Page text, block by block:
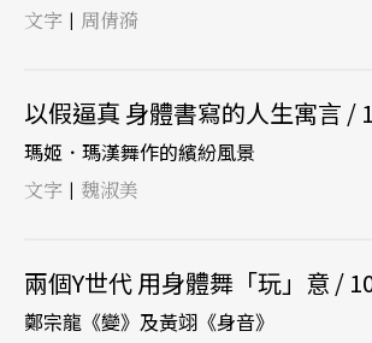
文字 | 周倩漪
以假逼真 身體書寫的人生寓言 /
瑪姬．瑪漢舞作的繽紛風景
文字 | 魏淑美
兩個Y世代 用身體舞「玩」意 /
鄭宗龍《變》及黃翊《身音》